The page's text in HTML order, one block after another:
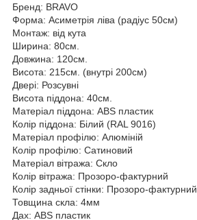
Бренд: BRAVO
Форма: Асиметрія ліва (радіус 50см)
Монтаж: від кута
Ширина: 80см.
Довжина: 120см.
Висота: 215см. (внутрі 200см)
Двері: Розсувні
Висота піддона: 40см.
Матеріал піддона: АBS пластик
Колір піддона: Білий (RAL 9016)
Матеріал профілю: Алюміній
Колір профілю: Сатиновий
Матеріал вітража: Скло
Колір вітража: Прозоро-фактурний
Колір задньої стінки: Прозоро-фактурний
Товщина скла: 4мм
Дах: АBS пластик